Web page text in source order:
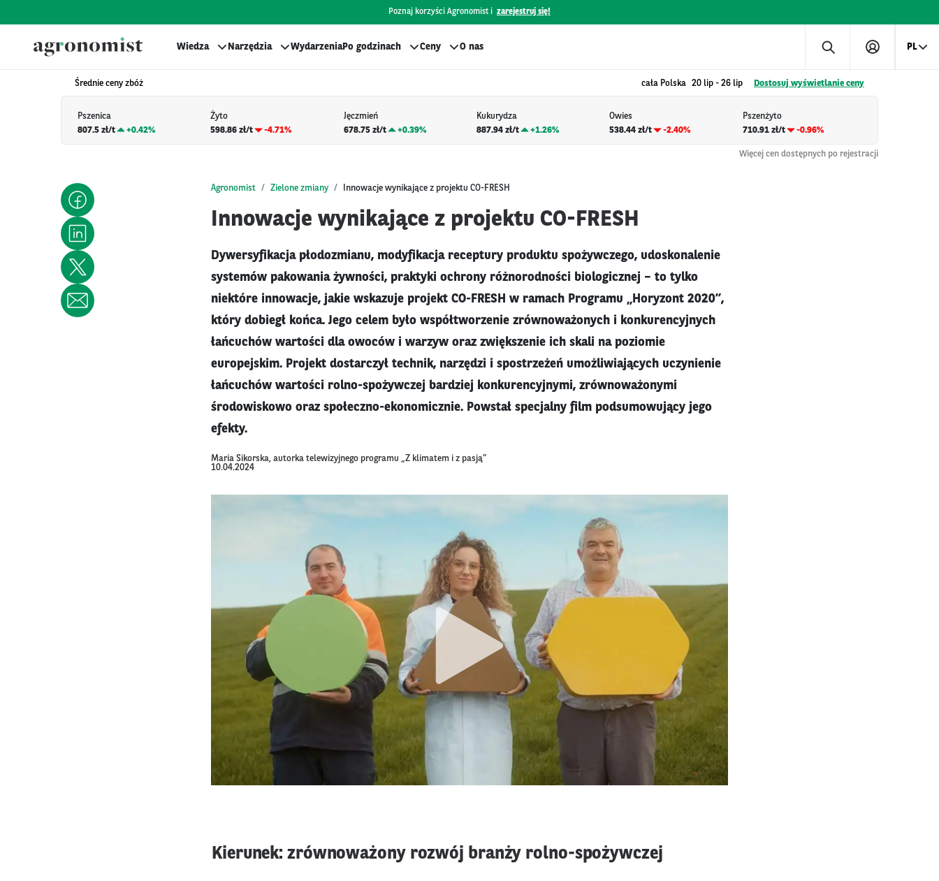
Poznaj korzyści Agronomist i zarejestruj się!
Wiedza Narzędzia WydarzeniaPo godzinach Ceny O nas PL
Średnie ceny zbóż cała Polska 20 lip - 26 lip Dostosuj wyświetlanie ceny
Pszenica
807.5 zł/t
+0.42%
Żyto
598.86 zł/t
-4.71%
Jęczmień
678.75 zł/t
+0.39%
Kukurydza
887.94 zł/t
+1.26%
Owies
538.44 zł/t
-2.40%
Pszenżyto
710.91 zł/t
-0.96%
Więcej cen dostępnych po rejestracji
Agronomist Zielone zmiany Innowacje wynikające z projektu CO-FRESH
Innowacje wynikające z projektu CO-FRESH
Dywersyfikacja płodozmianu, modyfikacja receptury produktu spożywczego, udoskonalenie
systemów pakowania żywności, praktyki ochrony różnorodności biologicznej – to tylko
niektóre innowacje, jakie wskazuje projekt CO-FRESH w ramach Programu „Horyzont 2020”,
który dobiegł końca. Jego celem było współtworzenie zrównoważonych i konkurencyjnych
łańcuchów wartości dla owoców i warzyw oraz zwiększenie ich skali na poziomie
europejskim. Projekt dostarczył technik, narzędzi i spostrzeżeń umożliwiających uczynienie
łańcuchów wartości rolno-spożywczej bardziej konkurencyjnymi, zrównoważonymi
środowiskowo oraz społeczno-ekonomicznie. Powstał specjalny film podsumowujący jego
efekty.
Maria Sikorska, autorka telewizyjnego programu „Z klimatem i z pasją”
10.04.2024
Kierunek: zrównoważony rozwój branży rolno-spożywczej